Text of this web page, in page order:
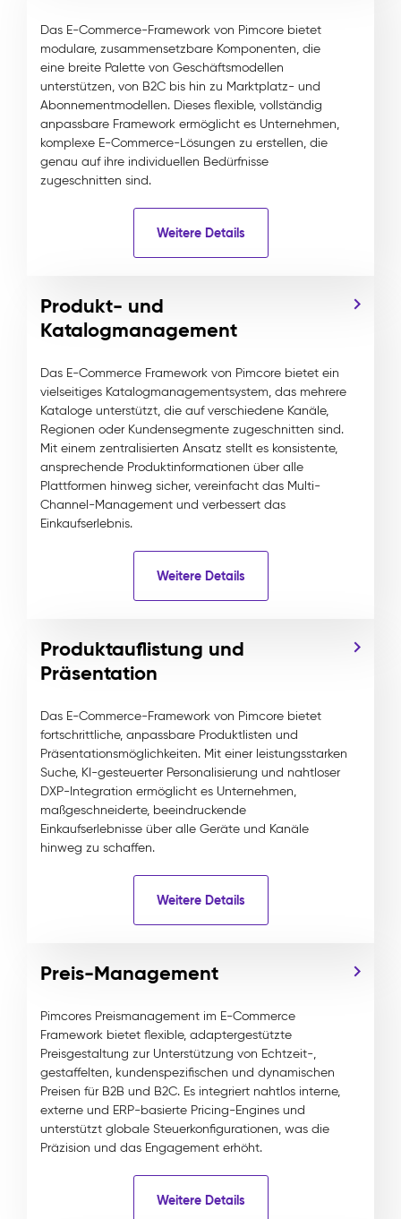
Das E-Commerce-Framework von Pimcore bietet
modulare, zusammensetzbare Komponenten, die
eine breite Palette von Geschäftsmodellen
unterstützen, von B2C bis hin zu Marktplatz- und
Abonnementmodellen. Dieses flexible, vollständig
anpassbare Framework ermöglicht es Unternehmen,
komplexe E-Commerce-Lösungen zu erstellen, die
genau auf ihre individuellen Bedürfnisse
zugeschnitten sind.
Weitere Details
Produkt- und
Katalogmanagement
Das E-Commerce Framework von Pimcore bietet ein
vielseitiges Katalogmanagementsystem, das mehrere
Kataloge unterstützt, die auf verschiedene Kanäle,
Regionen oder Kundensegmente zugeschnitten sind.
Mit einem zentralisierten Ansatz stellt es konsistente,
ansprechende Produktinformationen über alle
Plattformen hinweg sicher, vereinfacht das Multi-
Channel-Management und verbessert das
Einkaufserlebnis.
Weitere Details
Produktauflistung und
Präsentation
Das E-Commerce-Framework von Pimcore bietet
fortschrittliche, anpassbare Produktlisten und
Präsentationsmöglichkeiten. Mit einer leistungsstarken
Suche, KI-gesteuerter Personalisierung und nahtloser
DXP-Integration ermöglicht es Unternehmen,
maßgeschneiderte, beeindruckende
Einkaufserlebnisse über alle Geräte und Kanäle
hinweg zu schaffen.
Weitere Details
Preis-Management
Pimcores Preismanagement im E-Commerce
Framework bietet flexible, adaptergestützte
Preisgestaltung zur Unterstützung von Echtzeit-,
gestaffelten, kundenspezifischen und dynamischen
Preisen für B2B und B2C. Es integriert nahtlos interne,
externe und ERP-basierte Pricing-Engines und
unterstützt globale Steuerkonfigurationen, was die
Präzision und das Engagement erhöht.
Weitere Details